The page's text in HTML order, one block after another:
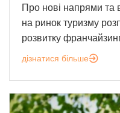
Про нові напрями та
на ринок туризму
розвитку
дізнатися більше